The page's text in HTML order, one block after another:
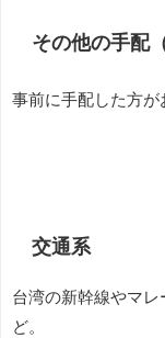
その他の手配
事前に手配した方が
交通系
台湾の新幹線やマ
ど。